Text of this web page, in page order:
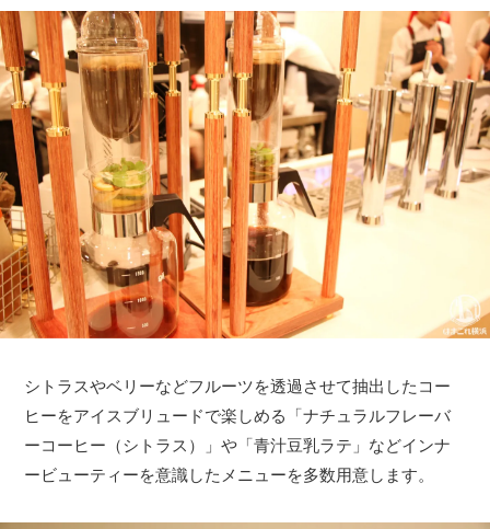
シトラスやベリーなどフルーツを透過させて抽出したコー
ヒーをアイスブリュードで楽しめる「ナチュラルフレーバ
ーコーヒー（シトラス）」や「青汁豆乳ラテ」などインナ
ービューティーを意識したメニューを多数用意します。